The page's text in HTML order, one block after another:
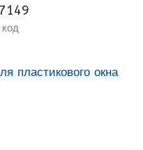
код
пластикового окна